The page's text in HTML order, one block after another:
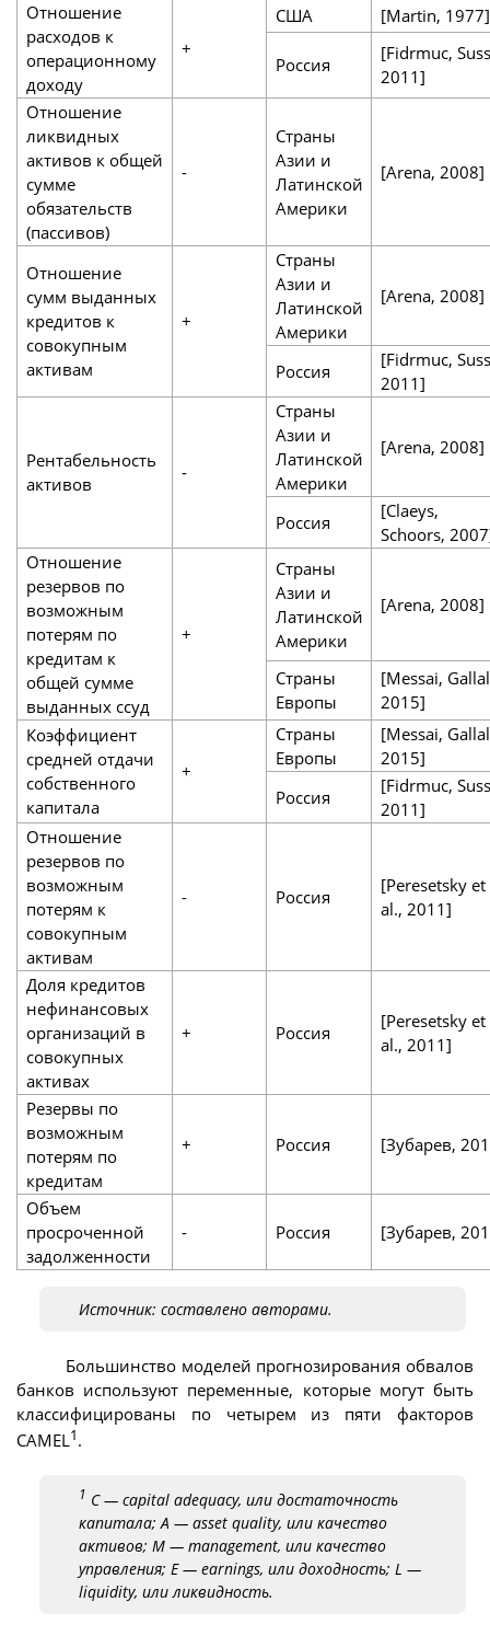
Отношение
расходов к
операционному
доходу
+
США [Martin, 1977]
Россия
[Fidrmuc,
2011]
Отношение
ликвидных
активов к общей
сумме
обязательств
(пассивов)
-
Страны
Азии и
Латинской
Америки
[Arena, 2008]
Отношение
сумм выданных
кредитов к
совокупным
активам
+
Страны
Азии и
Латинской
Америки
[Arena, 2008]
Россия
[Fidrmuc,
2011]
Рентабельность
активов
-
Страны
Азии и
Латинской
Америки
[Arena, 2008]
Россия
[Claeys,
Schoors,
Отношение
резервов по
возможным
потерям по
кредитам к
общей сумме
выданных ссуд
+
Страны
Азии и
Латинской
Америки
[Arena, 2008]
Страны
Европы
[Messai,
2015]
Коэффициент
средней отдачи
собственного
капитала
+
Страны
Европы
[Messai,
2015]
Россия
[Fidrmuc,
2011]
Отношение
резервов по
возможным
потерям к
совокупным
активам
- Россия
[Peresetsky et
al., 2011]
Доля кредитов
нефинансовых
организаций в
совокупных
активах
+ Россия
[Peresetsky et
al., 2011]
Резервы по
возможным
потерям по
кредитам
+ Россия [Зубарев,
Объем
просроченной
задолженности
- Россия [Зубарев,
Источник: составлено авторами.
Большинство моделей прогнозирования обвалов
банков используют переменные, которые могут быть
классифицированы по четырем из пяти факторов
CAMEL1.
1 C — capital adequacy, или достаточность
капитала; A — asset quality, или качество
активов; M — management, или качество
управления; E — earnings, или доходность; L —
liquidity, или ликвидность.